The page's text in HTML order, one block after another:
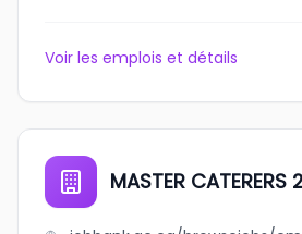
Voir les emplois et détails
MASTER CATERERS